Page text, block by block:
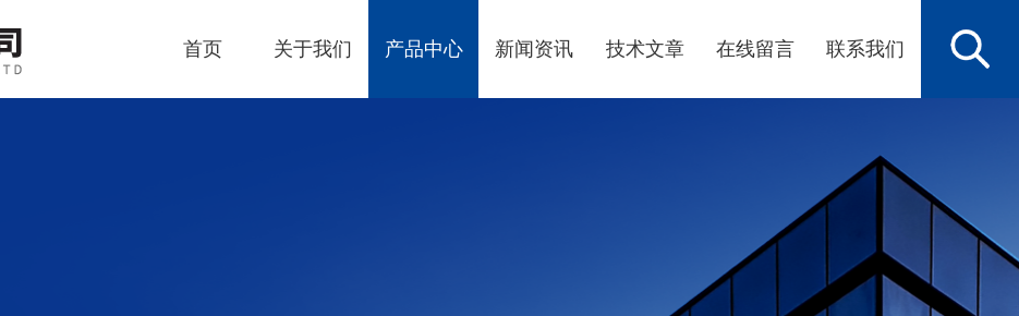
首页 关于我们 产品中心 新闻资讯 技术文章 在线留言 联系我们